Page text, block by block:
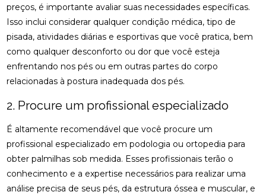
preços, é importante avaliar suas necessidades específicas.
Isso inclui considerar qualquer condição médica, tipo de
pisada, atividades diárias e esportivas que você pratica, bem
como qualquer desconforto ou dor que você esteja
enfrentando nos pés ou em outras partes do corpo
relacionadas à postura inadequada dos pés.
2. Procure um profissional especializado
É altamente recomendável que você procure um
profissional especializado em podologia ou ortopedia para
obter palmilhas sob medida. Esses profissionais terão o
conhecimento e a expertise necessários para realizar uma
análise precisa de seus pés, da estrutura óssea e muscular, e
DESCUBRA COMO A PALMILHA PARA FASCITE
PLANTAR PODE ALIVIAR SUAS DORES
DESCUBRA COMO A QUIROPRAXIA E A
FISIOTERAPIA PODEM TRANSFORMAR SUA SAÚDE
TRANSFORMAR SUA SAÚDE
DESCUBRA O PREÇO DA PALMILHA ORTOPÉDICA E
COMO ESCOLHER A IDEAL
DESCUBRA O PREÇO DA PALMILHA ORTOPÉDICA E
COMO ESCOLHER A MELHOR